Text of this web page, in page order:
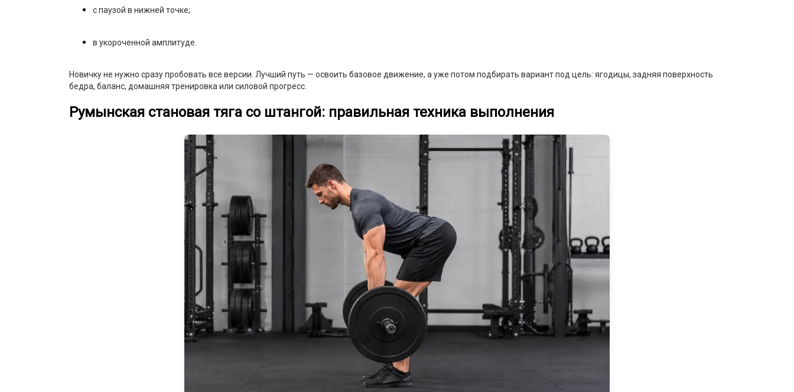
с паузой в нижней точке;
в укороченной амплитуде.
Новичку не нужно сразу пробовать все версии. Лучший путь — освоить базовое движение, а уже потом подбирать вариант под цель: ягодицы, задняя поверхность
бедра, баланс, домашняя тренировка или силовой прогресс.
Румынская становая тяга со штангой: правильная техника выполнения